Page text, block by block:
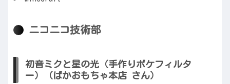
ニコニコ技術部
初音ミクと星の光（手作りボケフィルタ
ー）（ばかおもちゃ本店 さん）